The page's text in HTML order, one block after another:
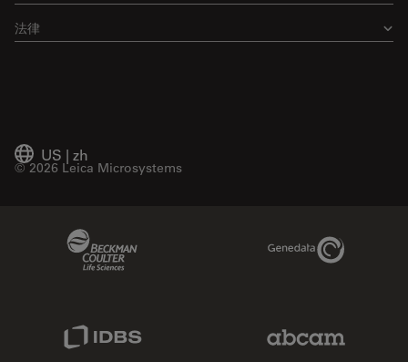
法律
US | zh
© 2026 Leica Microsystems
Genedata Link